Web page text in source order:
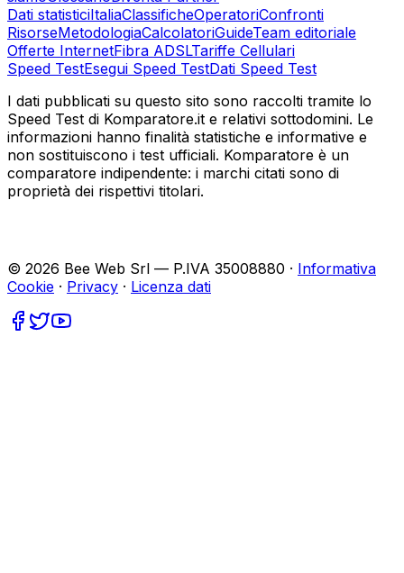
Dati statisticiItaliaClassificheOperatoriConfronti
RisorseMetodologiaCalcolatoriGuideTeam editoriale
Offerte InternetFibra ADSLTariffe Cellulari
Speed TestEsegui Speed TestDati Speed Test
I dati pubblicati su questo sito sono raccolti tramite lo
Speed Test di Komparatore.it e relativi sottodomini. Le
informazioni hanno finalità statistiche e informative e
non sostituiscono i test ufficiali. Komparatore è un
comparatore indipendente: i marchi citati sono di
proprietà dei rispettivi titolari.
© 2026 Bee Web Srl — P.IVA 35008880 · Informativa
Cookie · Privacy · Licenza dati